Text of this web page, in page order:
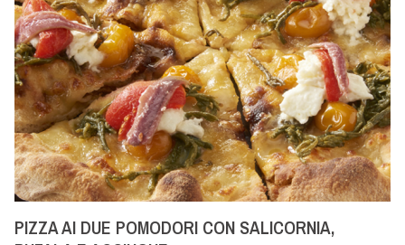
PIZZA AI DUE POMODORI CON SALICORNIA,